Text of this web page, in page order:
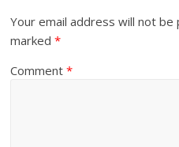
Your email address will not be
marked*
Comment*